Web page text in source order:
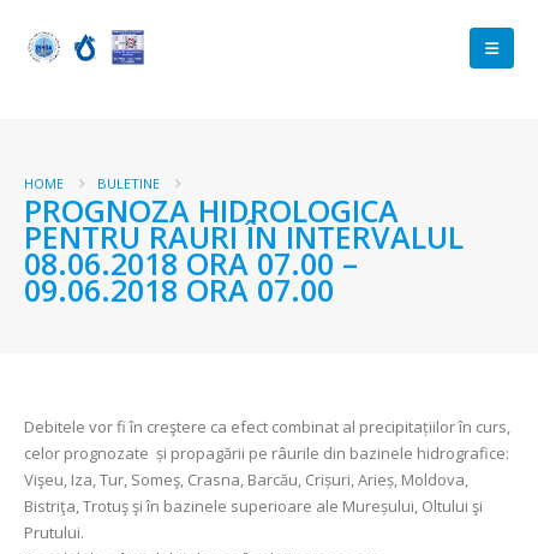
HOME BULETINE
PROGNOZA HIDROLOGICA
PENTRU RAURI ÎN INTERVALUL
08.06.2018 ORA 07.00 –
09.06.2018 ORA 07.00
Debitele vor fi în creştere ca efect combinat al precipitațiilor în curs,
celor prognozate și propagării pe râurile din bazinele hidrografice:
Vişeu, Iza, Tur, Someş, Crasna, Barcău, Crișuri, Arieș, Moldova,
Bistriţa, Trotuş şi în bazinele superioare ale Mureșului, Oltului şi
Prutului.